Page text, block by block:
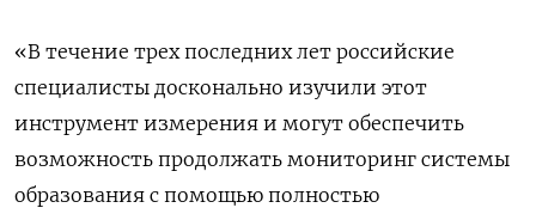
«В течение трех последних лет российские
специалисты досконально изучили этот
инструмент измерения и могут обеспечить
возможность продолжать мониторинг системы
образования с помощью полностью